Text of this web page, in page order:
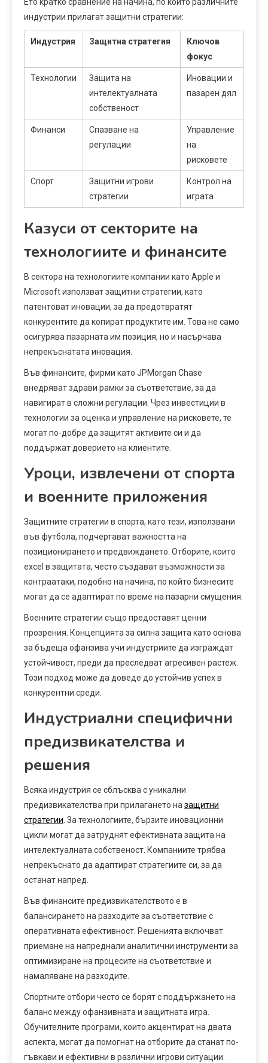
Ето кратко сравнение на начина, по който различните
индустрии прилагат защитни стратегии:
Индустрия Защитна стратегия
Ключов
фокус
Технологии
Защита на
интелектуалната
собственост
Иновации и
пазарен дял
Финанси
Спазване на
регулации
Управление
на
рисковете
Спорт
Защитни игрови
стратегии
Контрол на
играта
Казуси от секторите на
технологиите и финансите
В сектора на технологиите компании като Apple и
Microsoft използват защитни стратегии, като
патентоват иновации, за да предотвратят
конкурентите да копират продуктите им. Това не само
осигурява пазарната им позиция, но и насърчава
непрекъснатата иновация.
Във финансите, фирми като JPMorgan Chase
внедряват здрави рамки за съответствие, за да
навигират в сложни регулации. Чрез инвестиции в
технологии за оценка и управление на рисковете, те
могат по-добре да защитят активите си и да
поддържат доверието на клиентите.
Уроци, извлечени от спорта
и военните приложения
Защитните стратегии в спорта, като тези, използвани
във футбола, подчертават важността на
позиционирането и предвиждането. Отборите, които
excel в защитата, често създават възможности за
контраатаки, подобно на начина, по който бизнесите
могат да се адаптират по време на пазарни смущения.
Военните стратегии също предоставят ценни
прозрения. Концепцията за силна защита като основа
за бъдеща офанзива учи индустриите да изграждат
устойчивост, преди да преследват агресивен растеж.
Този подход може да доведе до устойчив успех в
конкурентни среди.
Индустриални специфични
предизвикателства и
решения
Всяка индустрия се сблъсква с уникални
предизвикателства при прилагането назащитни
стратегии. За технологиите, бързите иновационни
цикли могат да затруднят ефективната защита на
интелектуалната собственост. Компаниите трябва
непрекъснато да адаптират стратегиите си, за да
останат напред.
Във финансите предизвикателството е в
балансирането на разходите за съответствие с
оперативната ефективност. Решенията включват
приемане на напреднали аналитични инструменти за
оптимизиране на процесите на съответствие и
намаляване на разходите.
Спортните отбори често се борят с поддържането на
баланс между офанзивната и защитната игра.
Обучителните програми, които акцентират на двата
аспекта, могат да помогнат на отборите да станат по-
гъвкави и ефективни в различни игрови ситуации.